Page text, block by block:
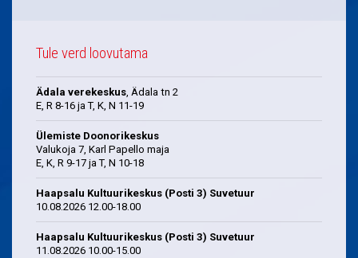
Tule verd loovutama
Ädala verekeskus, Ädala tn 2
E, R 8-16 ja T, K, N 11-19
Ülemiste Doonorikeskus
Valukoja 7, Karl Papello maja
E, K, R 9-17 ja T, N 10-18
Haapsalu Kultuurikeskus (Posti 3) Suvetuur
10.08.2026 12.00-18.00
Haapsalu Kultuurikeskus (Posti 3) Suvetuur
11.08.2026 10.00-15.00